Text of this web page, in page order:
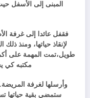
المبنى إلى الأسفل
فقفل عائدا إلى غرفة
لإنقاذ حياتها، ومنذ
طويل،تمت المهمة على
مكتبه كي
وأرسلها لغرفة
ستمضي بقية حياتها